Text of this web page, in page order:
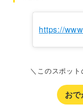
https://
＼このスポッ
お